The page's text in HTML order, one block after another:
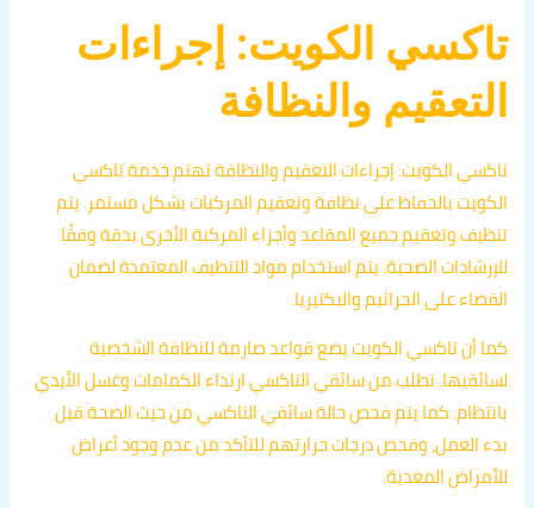
تاكسي الكويت: إجراءات
التعقيم والنظافة
تاكسي الكويت: إجراءات التعقيم والنظافة تهتم خدمة تاكسي
الكويت بالحفاظ على نظافة وتعقيم المركبات بشكل مستمر. يتم
تنظيف وتعقيم جميع المقاعد وأجزاء المركبة الأخرى بدقة وفقًا
للإرشادات الصحية. يتم استخدام مواد التنظيف المعتمدة لضمان
القضاء على الجراثيم والبكتيريا.
كما أن تاكسي الكويت يضع قواعد صارمة للنظافة الشخصية
لسائقيها. تطلب من سائقي التاكسي ارتداء الكمامات وغسل الأيدي
بانتظام. كما يتم فحص حالة سائقي التاكسي من حيث الصحة قبل
بدء العمل، وفحص درجات حرارتهم للتأكد من عدم وجود أعراض
للأمراض المعدية.